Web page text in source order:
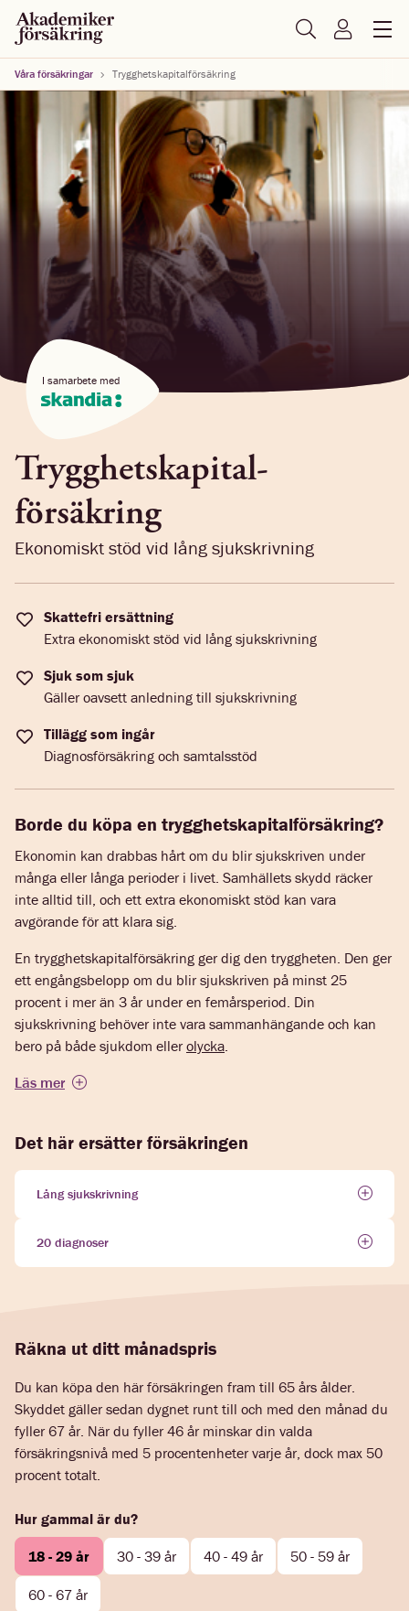
Våra försäkringar Trygghetskapitalförsäkring
I samarbete med
Trygghetskapital­
försäkring
Ekonomiskt stöd vid lång sjukskrivning
Skattefri ersättning
Extra ekonomiskt stöd vid lång sjukskrivning
Sjuk som sjuk
Gäller oavsett anledning till sjukskrivning
Tillägg som ingår
Diagnosförsäkring och samtalsstöd
Borde du köpa en trygghetskapitalförsäkring?
Ekonomin kan drabbas hårt om du blir sjukskriven under
många eller långa perioder i livet. Samhällets skydd räcker
inte alltid till, och ett extra ekonomiskt stöd kan vara
avgörande för att klara sig.
En trygghetskapitalförsäkring ger dig den tryggheten. Den ger
ett engångsbelopp om du blir sjukskriven på minst 25
procent i mer än 3 år under en femårsperiod. Din
sjukskrivning behöver inte vara sammanhängande och kan
bero på både sjukdom eller olycka.
Läs mer
Det här ersätter försäkringen
Lång sjukskrivning
20 diagnoser
Räkna ut ditt månadspris
Du kan köpa den här försäkringen fram till 65 års ålder.
Skyddet gäller sedan dygnet runt till och med den månad du
fyller 67 år. När du fyller 46 år minskar din valda
försäkringsnivå med 5 procentenheter varje år, dock max 50
procent totalt.
Hur gammal är du?
18 - 29 år 30 - 39 år 40 - 49 år 50 - 59 år
60 - 67 år